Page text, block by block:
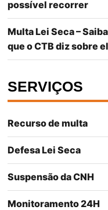
possível recorrer
Multa Lei Seca –
que o CTB diz sobre
SERVIÇOS
Recurso de multa
Defesa Lei Seca
Suspensão da CNH
Monitoramento 24H